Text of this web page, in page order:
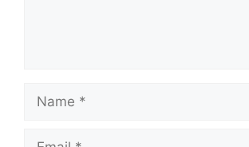
Name
Email